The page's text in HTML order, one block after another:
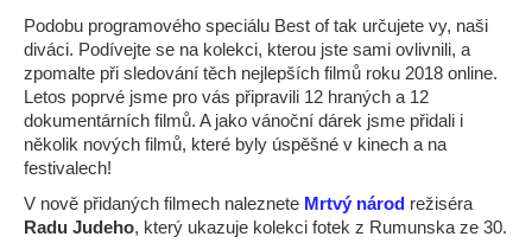
Podobu programového speciálu Best of tak určujete vy, naši
diváci. Podívejte se na kolekci, kterou jste sami ovlivnili, a
zpomalte při sledování těch nejlepších filmů roku 2018 online.
Letos poprvé jsme pro vás připravili 12 hraných a 12
dokumentárních filmů. A jako vánoční dárek jsme přidali i
několik nových filmů, které byly úspěšné v kinech a na
festivalech!
V nově přidaných filmech naleznete Mrtvý národ režiséra
Radu Judeho, který ukazuje kolekci fotek z Rumunska ze 30.